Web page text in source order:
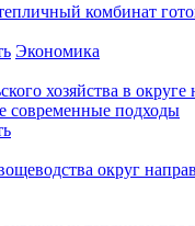
комбинат
Экономика
хозяйства в округе
современные подходы
округ